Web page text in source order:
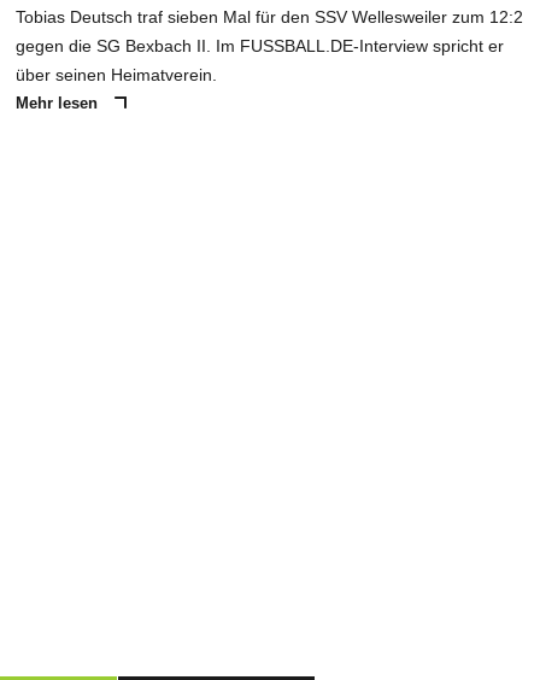
Tobias Deutsch traf sieben Mal für den SSV Wellesweiler zum 12:2
gegen die SG Bexbach II. Im FUSSBALL.DE-Interview spricht er
über seinen Heimatverein.
Mehr lesen